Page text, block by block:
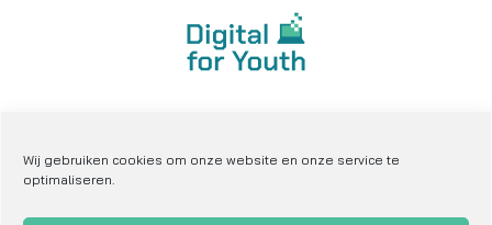
Wij gebruiken cookies om onze website en onze service te
optimaliseren.
cookie verklaring